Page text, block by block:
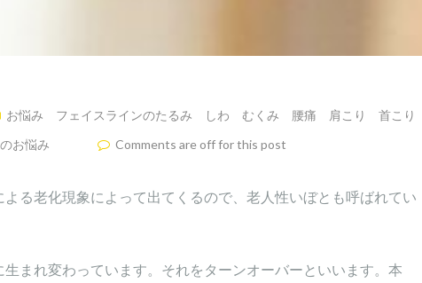
お悩み フェイスラインのたるみ しわ むくみ 腰痛 肩こり 首こり
お悩み
Comments are off for this post
る老化現象によって出てくるので、老人性いぼとも呼ばれてい
まれ変わっています。それをターンオーバーといいます。本